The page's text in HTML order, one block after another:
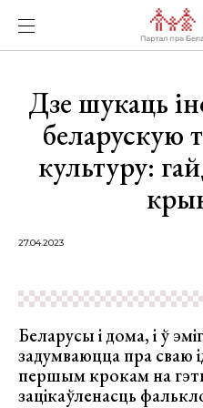
Дзе шукаць
культуру:
27.04.2023
Беларусы і дома, і ў
задумваюцца пра сваю
першым крокам на
зацікаўленасць